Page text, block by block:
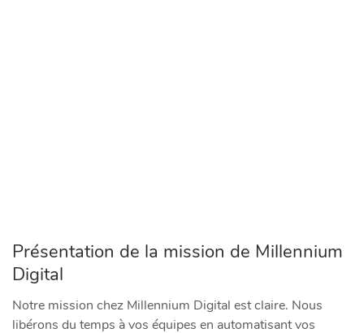
Présentation de la mission de Millennium
Digital
Notre mission chez Millennium Digital est claire. Nous
libérons du temps à vos équipes en automatisant vos